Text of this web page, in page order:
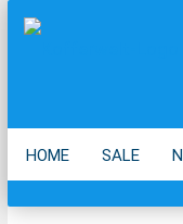
HOME SALE
ECO